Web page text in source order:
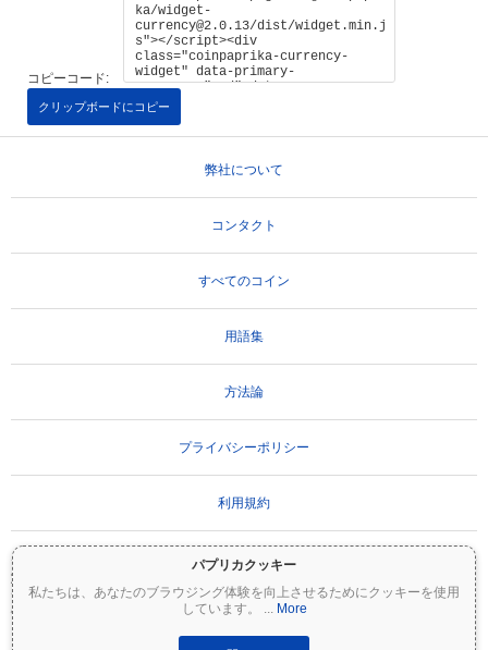
パプリカクッキー
私たちは、あなたのブラウジング体験を向上させるためにクッキーを使用
しています。
... More
コピーコード:
クリップボードにコピー
弊社について
コンタクト
すべてのコイン
用語集
方法論
プライバシーポリシー
利用規約
重要な免責事項：
す。投資額の一部または全額を失う可能性があります。Coinpaprikaのすべての情報は
情報提供のみを目的としており、財務または投資のアドバイスを構成するものではあ
りません。投資判断を行う前に、必ずご自身で調査（DYOR）を行い、資格のあるファ
イナンシャルアドバイザーに相談してください。Coinpaprikaは、この情報の使用に起